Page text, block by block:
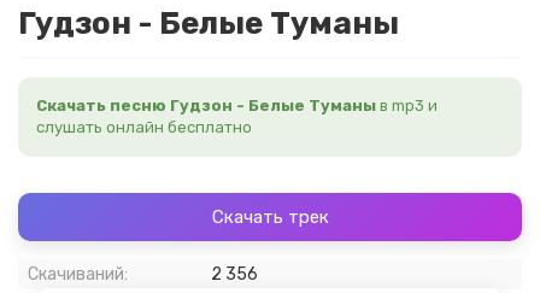
Гудзон - Белые Туманы
Скачать песню Гудзон - Белые Туманы в mp3 и
слушать онлайн бесплатно
Скачать трек
Скачиваний:
2 356